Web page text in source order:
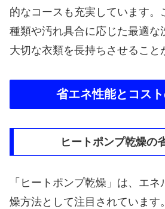
的なコースも充実しています。
種類や汚れ具合に応じた最適な
大切な衣類を長持ちさせること
省エネ性能とコス
ヒートポンプ乾燥の
「ヒートポンプ乾燥」は、エ
燥方法として注目されています